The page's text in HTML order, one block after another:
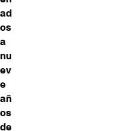
ad
os
a
nu
ev
e
añ
os
de